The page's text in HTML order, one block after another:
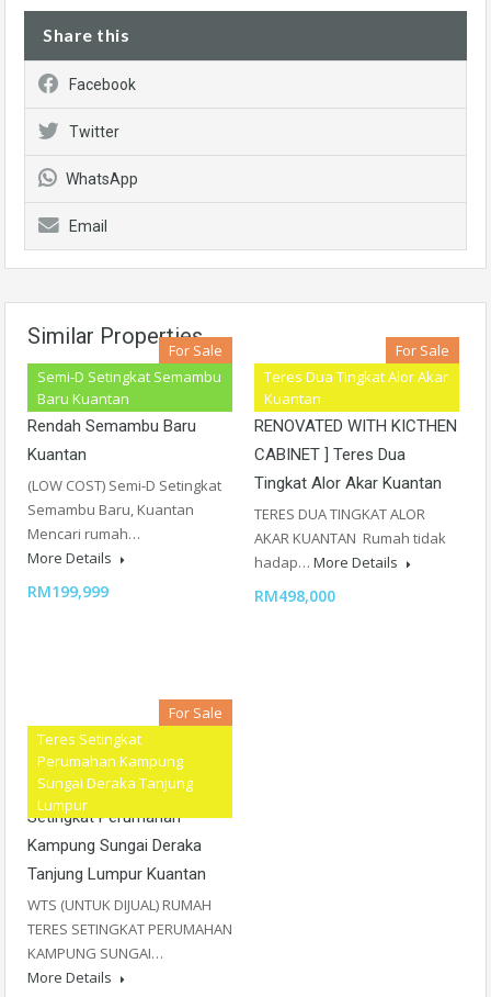
Share this
Facebook
Twitter
WhatsApp
Email
Similar Properties
Semi-D Setingkat Semambu
Baru Kuantan
For Sale
Semi-D Setingkat Kos
Rendah Semambu Baru
Kuantan
(LOW COST) Semi-D Setingkat
Semambu Baru, Kuantan
Mencari rumah…
More Details
RM199,999
Teres Dua Tingkat Alor Akar
Kuantan
For Sale
[ FACING OPEN FULLY
RENOVATED WITH KICTHEN
CABINET ] Teres Dua
Tingkat Alor Akar Kuantan
TERES DUA TINGKAT ALOR
AKAR KUANTAN Rumah tidak
hadap… More Details
RM498,000
Teres Setingkat
Perumahan Kampung
Sungai Deraka Tanjung
Lumpur
For Sale
[RENOVATED PORCH &
KITCHEN CABINET] Teres
Setingkat Perumahan
Kampung Sungai Deraka
Tanjung Lumpur Kuantan
WTS (UNTUK DIJUAL) RUMAH
TERES SETINGKAT PERUMAHAN
KAMPUNG SUNGAI…
More Details